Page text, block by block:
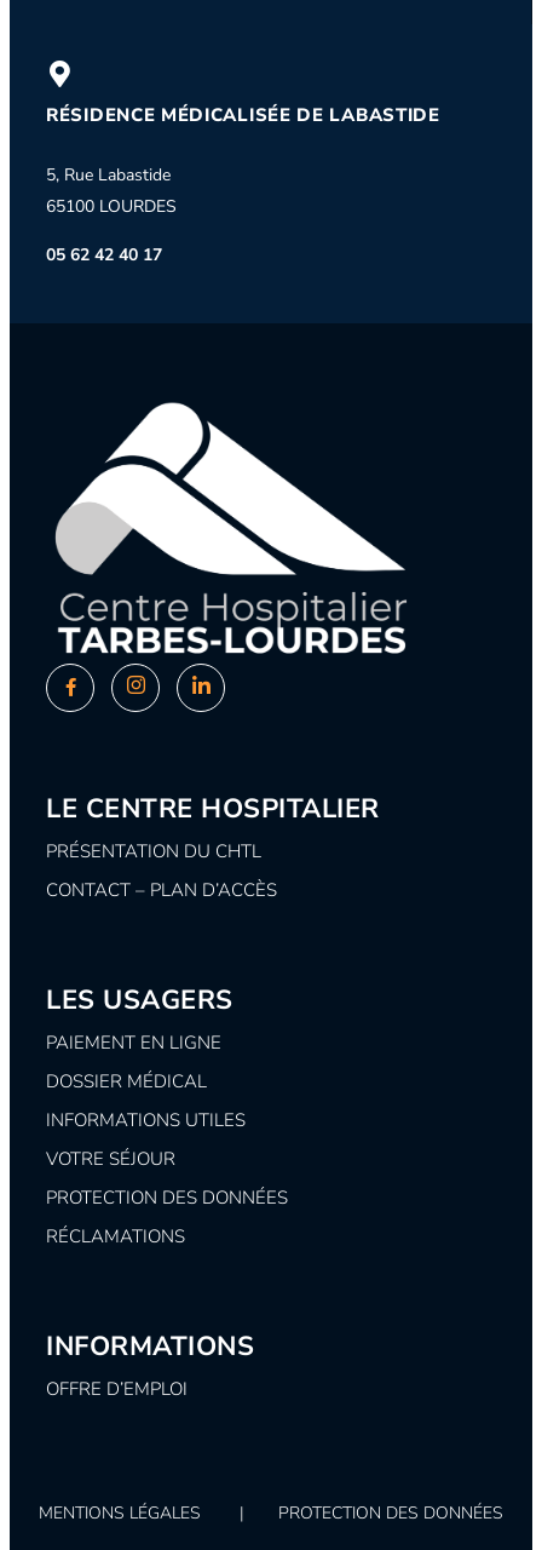
RÉSIDENCE MÉDICALISÉE DE LABASTIDE
5, Rue Labastide
65100 LOURDES
05 62 42 40 17
LE CENTRE HOSPITALIER
PRÉSENTATION DU CHTL
CONTACT – PLAN D’ACCÈS
LES USAGERS
PAIEMENT EN LIGNE
DOSSIER MÉDICAL
INFORMATIONS UTILES
VOTRE SÉJOUR
PROTECTION DES DONNÉES
RÉCLAMATIONS
INFORMATIONS
OFFRE D’EMPLOI
MENTIONS LÉGALES | PROTECTION DES DONNÉES